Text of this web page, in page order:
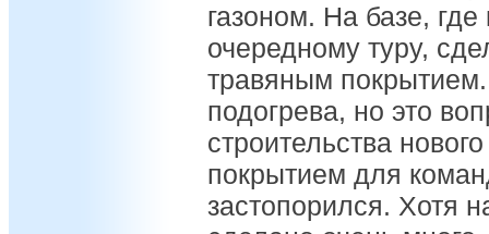
газоном. На базе, где
очередному туру,
травяным
подогрева, но это
строительства
покрытием для
застопорился. Хотя